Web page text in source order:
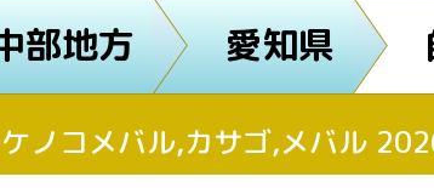
部地方 愛知県
ノコメバル,カサゴ,メバル